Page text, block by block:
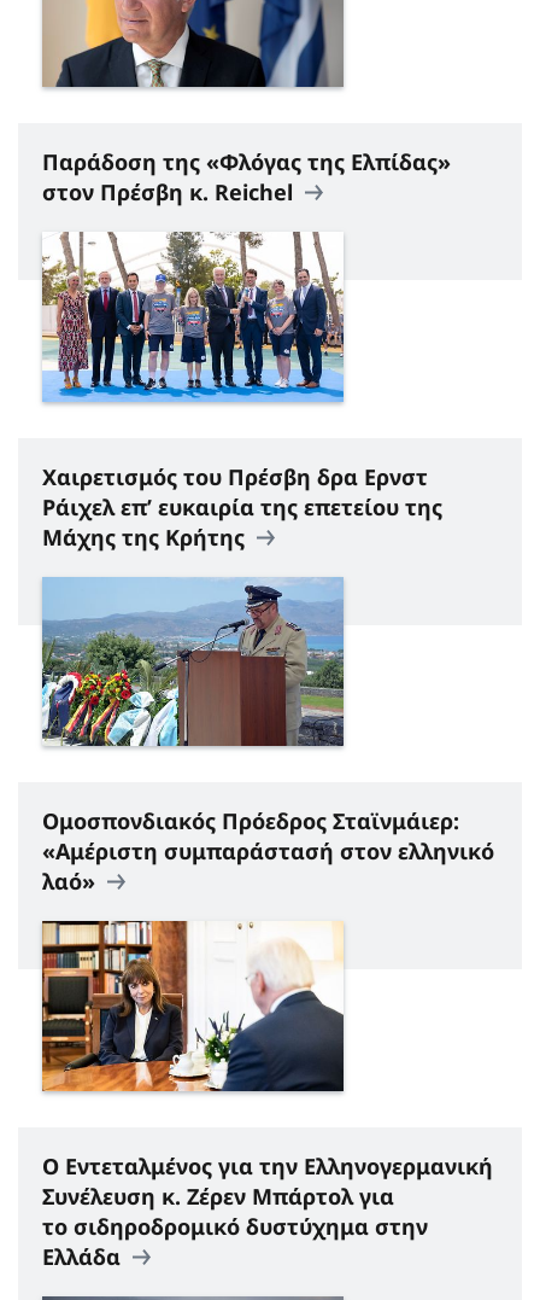
Παράδοση της «Φλόγας της Ελπίδας»
στον Πρέσβη κ. Reichel
Χαιρετισμός του Πρέσβη δρα Ερνστ
Ράιχελ επ’ ευκαιρία της επετείου της
Μάχης της Κρήτης
Ομοσπονδιακός Πρόεδρος Σταϊνμάιερ:
«Αμέριστη συμπαράστασή στον ελληνικό
λαό»
Ο Εντεταλμένος για την Ελληνογερμανική
Συνέλευση κ. Ζέρεν Μπάρτολ για
το σιδηροδρομικό δυστύχημα στην
Ελλάδα